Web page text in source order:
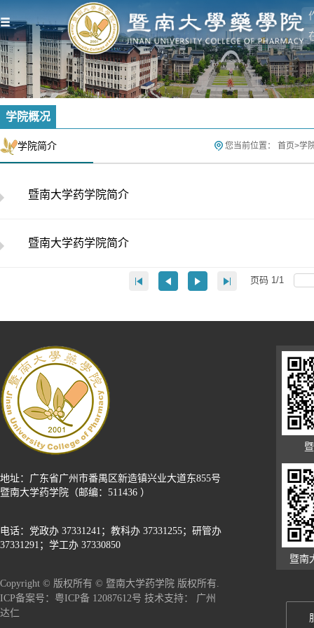
学院概况
学院简介 您当前位置： 首页>学
暨南大学药学院简介
暨南大学药学院简介
页码 1/1
地址：广东省广州市番禺区新造镇兴业大道东855号
暨南大学药学院（邮编：511436 ）
电话：党政办 37331241；教科办 37331255；研管办
37331291；学工办 37330850
Copyright © 版权所有 © 暨南大学药学院 版权所有.
ICP备案号：粤ICP备 12087612号 技术支持： 广州
达仁
暨南